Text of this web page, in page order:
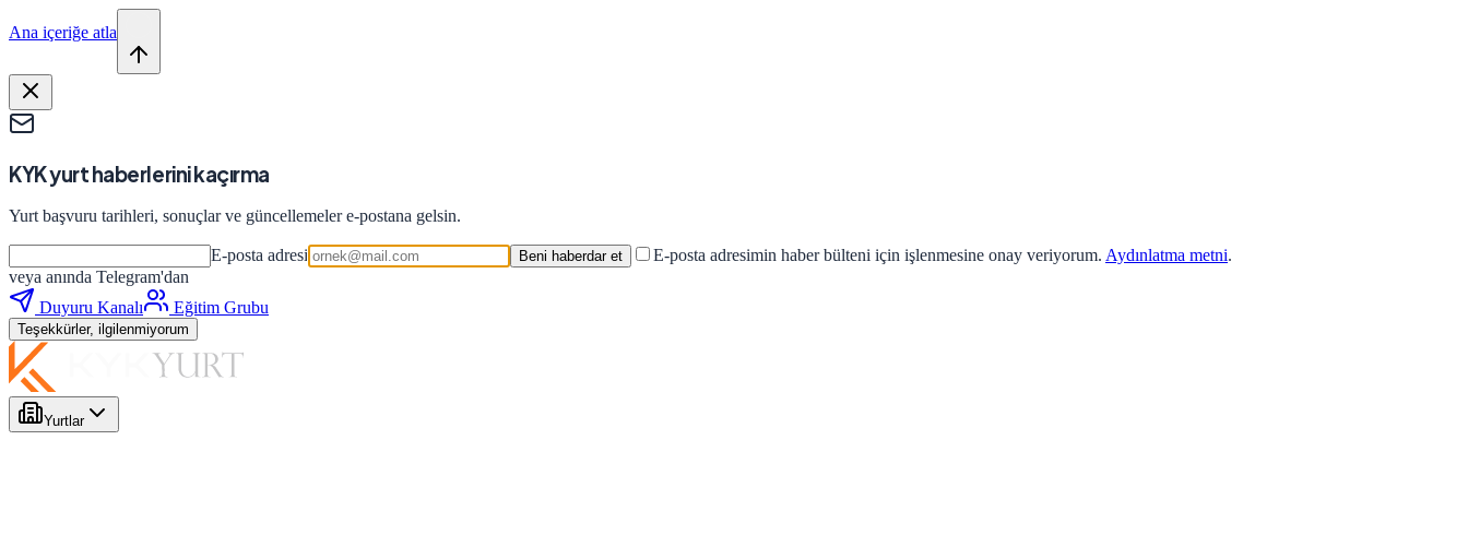
Ana içeriğe atla
KYK yurt haberlerini kaçırma
Yurt başvuru tarihleri, sonuçlar ve güncellemeler e-postana gelsin.
E-posta adresi Beni haberdar et E-posta adresimin haber bülteni için işlenmesine onay veriyorum. Aydınlatma metni.
veya anında Telegram'dan
Duyuru Kanalı
Eğitim Grubu
Teşekkürler, ilgilenmiyorum
Yurtlar